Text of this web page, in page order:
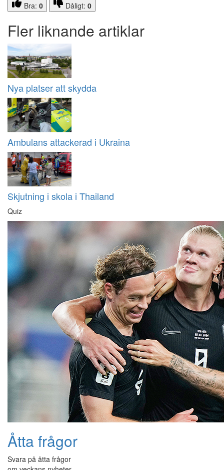
Bra: 0 Dåligt: 0
Fler liknande artiklar
Nya platser att skydda
Ambulans attackerad i Ukraina
Skjutning i skola i Thailand
Quiz
Åtta frågor
Svara på åtta frågor